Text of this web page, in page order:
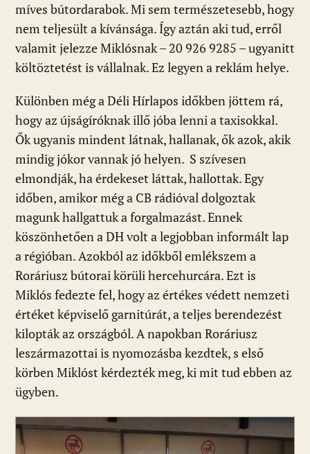
míves bútordarabok. Mi sem természetesebb, hogy
nem teljesült a kívánsága. Így aztán aki tud, erről
valamit jelezze Miklósnak – 20 926 9285 – ugyanitt
költöztetést is vállalnak. Ez legyen a reklám helye.
Különben még a Déli Hírlapos időkben jöttem rá,
hogy az újságíróknak illő jóba lenni a taxisokkal.
Ők ugyanis mindent látnak, hallanak, ők azok, akik
mindig jókor vannak jó helyen. S szívesen
elmondják, ha érdekeset láttak, hallottak. Egy
időben, amikor még a CB rádióval dolgoztak
magunk hallgattuk a forgalmazást. Ennek
köszönhetően a DH volt a legjobban informált lap
a régióban. Azokból az időkből emlékszem a
Roráriusz bútorai körüli hercehurcára. Ezt is
Miklós fedezte fel, hogy az értékes védett nemzeti
értéket képviselő garnitúrát, a teljes berendezést
kilopták az országból. A napokban Roráriusz
leszármazottai is nyomozásba kezdtek, s első
körben Miklóst kérdezték meg, ki mit tud ebben az
ügyben.